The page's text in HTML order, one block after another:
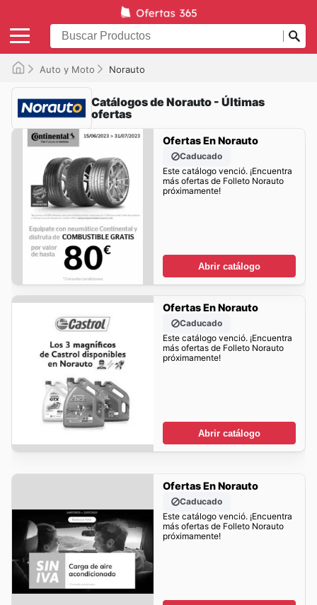
Auto y Moto Norauto
Catálogos de Norauto - Últimas
ofertas
Ofertas En Norauto
Caducado
Este catálogo venció. ¡Encuentra
más ofertas de Folleto Norauto
próximamente!
Abrir catálogo
Ofertas En Norauto
Caducado
Este catálogo venció. ¡Encuentra
más ofertas de Folleto Norauto
próximamente!
Abrir catálogo
Ofertas En Norauto
Caducado
Este catálogo venció. ¡Encuentra
más ofertas de Folleto Norauto
próximamente!